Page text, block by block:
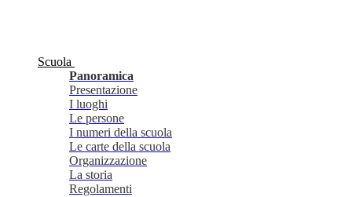
Scuola
Panoramica
Presentazione
I luoghi
Le persone
I numeri della scuola
Le carte della scuola
Organizzazione
La storia
Regolamenti